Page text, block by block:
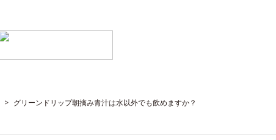
> グリーンドリップ朝摘み青汁は水以外でも飲めますか？